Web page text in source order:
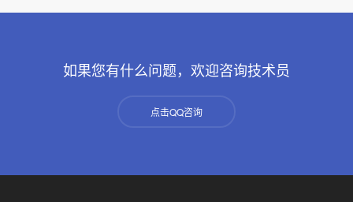
如果您有什么问题，欢迎咨询技术员
点击QQ咨询